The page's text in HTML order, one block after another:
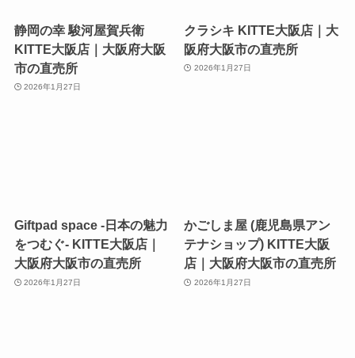
静岡の幸 駿河屋賀兵衛
KITTE大阪店｜大阪府大阪
市の直売所
2026年1月27日
クラシキ KITTE大阪店｜大
阪府大阪市の直売所
2026年1月27日
Giftpad space -日本の魅力
をつむぐ- KITTE大阪店｜
大阪府大阪市の直売所
2026年1月27日
かごしま屋 (鹿児島県アン
テナショップ) KITTE大阪
店｜大阪府大阪市の直売所
2026年1月27日